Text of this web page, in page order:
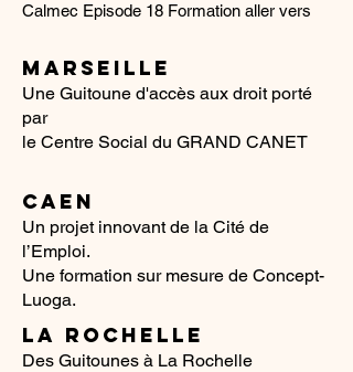
Calmec Episode 18 Formation aller vers
MARSEILLE
Une Guitoune d'accès aux droit porté
par
le Centre Social du GRAND CANET
CAEN
Un projet innovant de la Cité de
l’Emploi.
Une formation sur mesure de Concept-
Luoga.
LA ROCHELLE
Des Guitounes à La Rochelle